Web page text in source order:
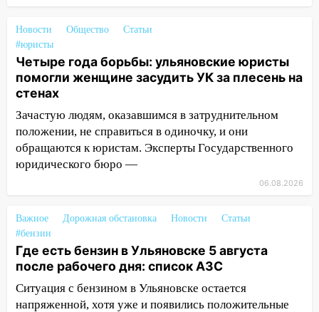
погода в четверг
06:00
юристы помогли женщине засудить УК
за плесень на стенах
05:00
прибыль, а кому — испытания на
прочность
05.08.2026
Соцсети: на проспекте Тюленева
20:22
Мошенники обманули 92-летнюю
жительницу Ульяновской области
19:14 Житель Ульяновской области
подвез троих незнакомцев на трассе и
заработал уголовное дело
Новости Общество
Статьи
#юристы
Четыре года борьбы: ульяновские юристы
помогли женщине засудить УК за плесень на
стенах
Зачастую людям, оказавшимся в затруднительном
положении, не справиться в одиночку, и они
обращаются к юристам. Эксперты Государственного
юридического бюро —
06.08.2026
Важное Дорожная обстановка Новости
Статьи
#бензин
Где есть бензин в Ульяновске 5 августа
после рабочего дня: список АЗС
Ситуация с бензином в Ульяновске остается
напряженной, хотя уже и появились положительные